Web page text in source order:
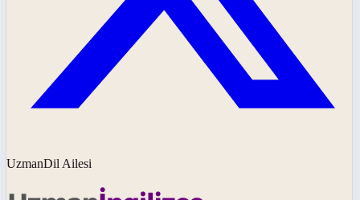
UzmanDil Ailesi